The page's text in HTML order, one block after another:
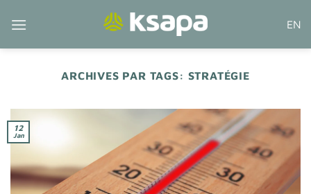
EN
ARCHIVES PAR TAGS: STRATÉGIE
12
Jan